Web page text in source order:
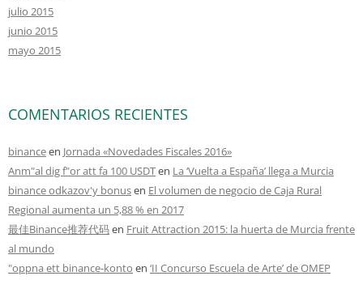
julio 2015
junio 2015
mayo 2015
COMENTARIOS RECIENTES
binanceen Jornada «Novedades Fiscales 2016»
Anm"al dig f"or att fa 100 USDTen La ‘Vuelta a España’ llega a Murcia
binance odkazov'y bonusen El volumen de negocio de Caja Rural
Regional aumenta un 5,88 % en 2017
最佳Binance推荐代码en Fruit Attraction 2015: la huerta de Murcia frente
al mundo
"oppna ett binance-konto en ‘II Concurso Escuela de Arte’ de OMEP